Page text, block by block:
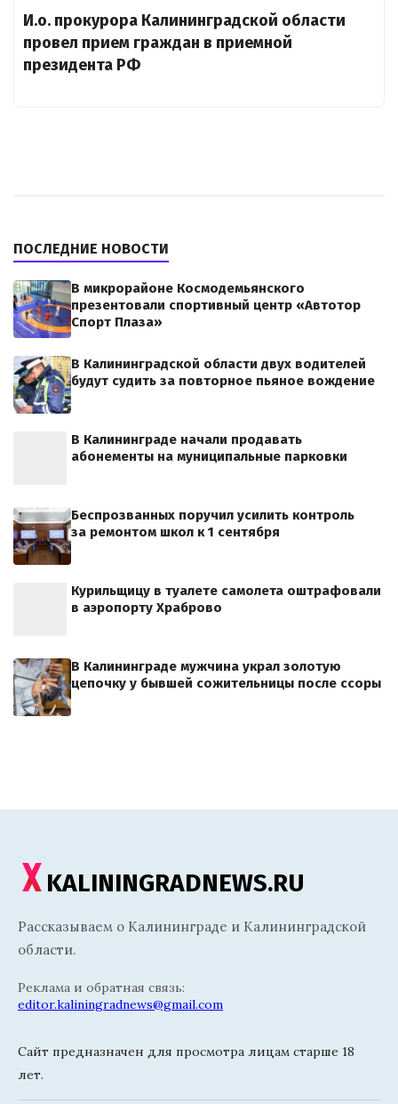
И.о. прокурора Калининградской области
провел прием граждан в приемной
президента РФ
ПОСЛЕДНИЕ НОВОСТИ
В микрорайоне Космодемьянского
презентовали спортивный центр «Автотор
Спорт Плаза»
В Калининградской области двух водителей
будут судить за повторное пьяное вождение
В Калининграде начали продавать
абонементы на муниципальные парковки
Беспрозванных поручил усилить контроль
за ремонтом школ к 1 сентября
Курильщицу в туалете самолета оштрафовали
в аэропорту Храброво
В Калининграде мужчина украл золотую
цепочку у бывшей сожительницы после ссоры
KALININGRADNEWS.RU
Рассказываем о Калининграде и Калининградской
области.
Реклама и обратная связь:
editor.kaliningradnews@gmail.com
Сайт предназначен для просмотра лицам старше 18
лет.